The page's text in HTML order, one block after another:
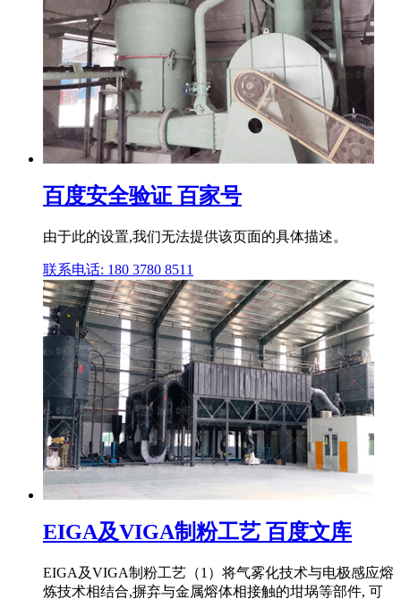
百度安全验证 百家号
由于此的设置,我们无法提供该页面的具体描述。
联系电话: 180 3780 8511
EIGA及VIGA制粉工艺 百度文库
EIGA及VIGA制粉工艺（1）将气雾化技术与电极感应熔
炼技术相结合,摒弃与金属熔体相接触的坩埚等部件, 可